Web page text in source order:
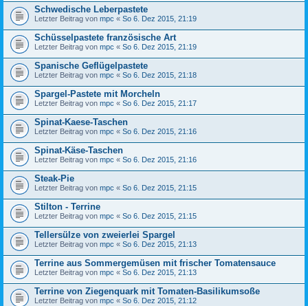
Schwedische Leberpastete
Letzter Beitrag von mpc « So 6. Dez 2015, 21:19
Schüsselpastete französische Art
Letzter Beitrag von mpc « So 6. Dez 2015, 21:19
Spanische Geflügelpastete
Letzter Beitrag von mpc « So 6. Dez 2015, 21:18
Spargel-Pastete mit Morcheln
Letzter Beitrag von mpc « So 6. Dez 2015, 21:17
Spinat-Kaese-Taschen
Letzter Beitrag von mpc « So 6. Dez 2015, 21:16
Spinat-Käse-Taschen
Letzter Beitrag von mpc « So 6. Dez 2015, 21:16
Steak-Pie
Letzter Beitrag von mpc « So 6. Dez 2015, 21:15
Stilton - Terrine
Letzter Beitrag von mpc « So 6. Dez 2015, 21:15
Tellersülze von zweierlei Spargel
Letzter Beitrag von mpc « So 6. Dez 2015, 21:13
Terrine aus Sommergemüsen mit frischer Tomatensauce
Letzter Beitrag von mpc « So 6. Dez 2015, 21:13
Terrine von Ziegenquark mit Tomaten-Basilikumsoße
Letzter Beitrag von mpc « So 6. Dez 2015, 21:12